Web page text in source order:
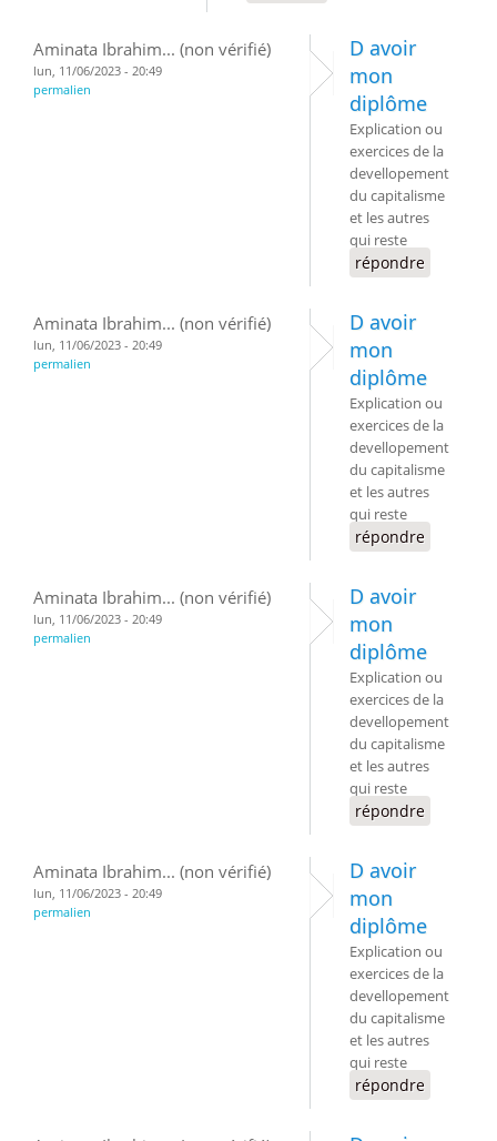
Aminata Ibrahim... (non vérifié)
lun, 11/06/2023 - 20:49
permalien
D avoir
mon
diplôme
Explication ou
exercices de la
devellopement
du capitalisme
et les autres
qui reste
répondre
Aminata Ibrahim... (non vérifié)
lun, 11/06/2023 - 20:49
permalien
D avoir
mon
diplôme
Explication ou
exercices de la
devellopement
du capitalisme
et les autres
qui reste
répondre
Aminata Ibrahim... (non vérifié)
lun, 11/06/2023 - 20:49
permalien
D avoir
mon
diplôme
Explication ou
exercices de la
devellopement
du capitalisme
et les autres
qui reste
répondre
Aminata Ibrahim... (non vérifié)
lun, 11/06/2023 - 20:49
permalien
D avoir
mon
diplôme
Explication ou
exercices de la
devellopement
du capitalisme
et les autres
qui reste
répondre